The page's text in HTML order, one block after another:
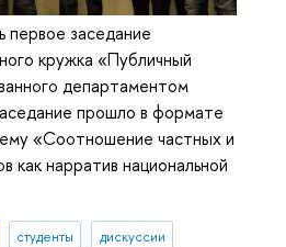
первое заседание
кружка «Публичный
департаментом
прошло в формате
«Соотношение частных и
как нарратив национальной
студенты дискуссии